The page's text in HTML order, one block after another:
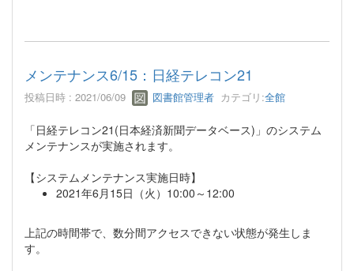
メンテナンス6/15：日経テレコン21
投稿日時 : 2021/06/09 図書館管理者 カテゴリ:全館
「日経テレコン21(日本経済新聞データベース)」のシステム
メンテナンスが実施されます。
【システムメンテナンス実施日時】
2021年6月15日（火）10:00～12:00
上記の時間帯で、数分間アクセスできない状態が発生しま
す。